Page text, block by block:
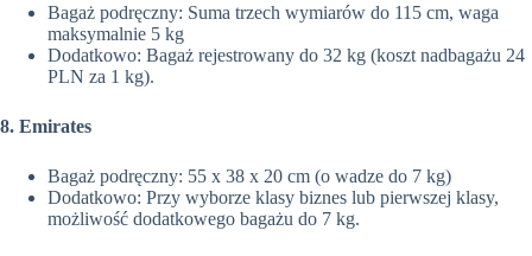
Bagaż podręczny: Suma trzech wymiarów do 115 cm, waga
maksymalnie 5 kg
Dodatkowo: Bagaż rejestrowany do 32 kg (koszt nadbagażu 24
PLN za 1 kg).
8. Emirates
Bagaż podręczny: 55 x 38 x 20 cm (o wadze do 7 kg)
Dodatkowo: Przy wyborze klasy biznes lub pierwszej klasy,
możliwość dodatkowego bagażu do 7 kg.